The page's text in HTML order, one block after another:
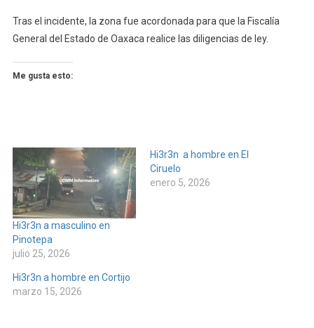
Tras el incidente, la zona fue acordonada para que la Fiscalía
General del Estado de Oaxaca realice las diligencias de ley.
Me gusta esto:
Hi3r3n a masculino en
Pinotepa
julio 25, 2026
Hi3r3n a hombre en El
Ciruelo
enero 5, 2026
Hi3r3n a hombre en Cortijo
marzo 15, 2026